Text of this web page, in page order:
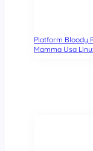
Platform Bloody
Mamma Usa